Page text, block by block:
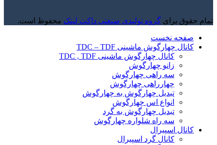
تمام حقوق برای گروه تولیدی صنعتی داکت لینک محفوظ است.
صفحه نخست
کانال چهارگوش ماشینی TDC – TDF
کانال چهارگوش ماشینی TDC , TDF
زانو چهارگوش
سه راهی چهارگوش
چهارراهی چهارگوش
تبدیل چهارگوش به چهارگوش
انواع اس چهارگوش
تبدیل چهارگوش به گرد
سه راه شلواره چهارگوش
کانال اسپیرال
کانال گرد اسپیرال